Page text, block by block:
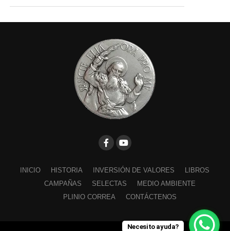
INICIO HISTORIA INVERSIÓN DE VALORES
LIBROS
CAMPAÑAS
SELECTAS
MEDIO AMBIENTE
PLINIO CORREA
CONTÁCTENOS
Necesito ayuda?